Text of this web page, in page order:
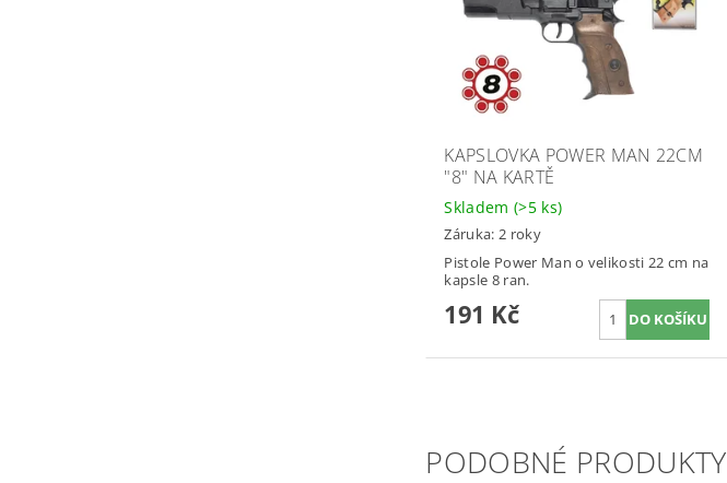
KAPSLOVKA POWER MAN 22CM
"8" NA KARTĚ
Skladem (>5 ks)
Záruka: 2 roky
Pistole Power Man o velikosti 22 cm na
kapsle 8 ran.
191 Kč
PODOBNÉ PRODUKTY